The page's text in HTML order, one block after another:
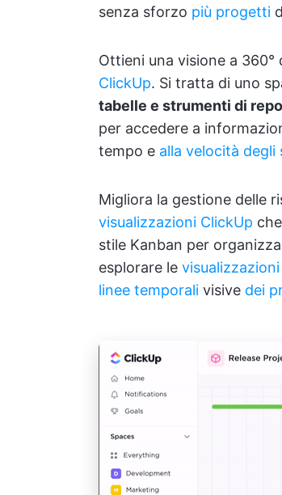
senza sforzo più progetti
Ottieni una visione a
ClickUp. Si tratta di uno
tabelle e strumenti di
per accedere a
tempo e alla velocità degli
Migliora la gestione delle
visualizzazioni ClickUp
stile Kanban per
esplorare le
linee temporali visive dei